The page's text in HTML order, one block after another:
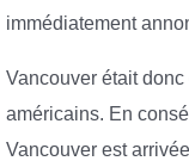
immédiatement
Vancouver était
américains. En
Vancouver est